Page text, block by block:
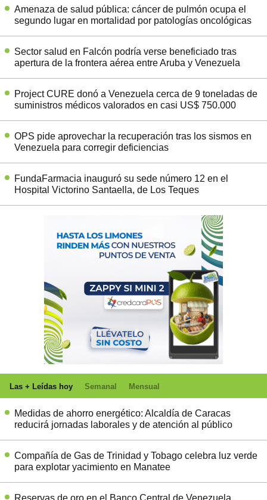
Amenaza de salud pública: cáncer de pulmón ocupa el
segundo lugar en mortalidad por patologías oncológicas
Sector salud en Falcón podría verse beneficiado tras
apertura de la frontera aérea entre Aruba y Venezuela
Project CURE donó a Venezuela cerca de 9 toneladas de
suministros médicos valorados en casi US$ 750.000
OPS pide aprovechar la recuperación tras los sismos en
Venezuela para corregir deficiencias
FundaFarmacia inauguró su sede número 12 en el
Hospital Victorino Santaella, de Los Teques
Las + Leídas hoy Semanal Mensual
Medidas de ahorro energético: Alcaldía de Caracas
reducirá jornadas laborales y de atención al público
Compañía de Gas de Trinidad y Tobago celebra luz verde
para explotar yacimiento en Manatee
Reservas de oro en el Banco Central de Venezuela